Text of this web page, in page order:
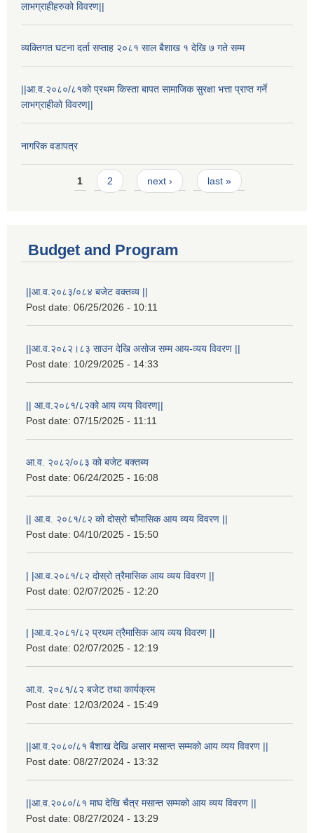
लाभग्राहीहरुको विवरण||
व्यक्तिगत घटना दर्ता सप्ताह २०८१ साल बैशाख १ देखि ७ गते सम्म
||आ.व.२०८०/८१को प्रथम किस्ता बापत सामाजिक सुरक्षा भत्ता प्राप्त गर्ने
लाभग्राहीको विवरण||
नागरिक वडापत्र
Pages1 2 next › last »
Budget and Program
||आ.व.२०८३/०८४ बजेट वक्तव्य ||
Post date: 06/25/2026 - 10:11
||आ.व.२०८२।८३ साउन देखि असोज सम्म आय-व्यय विवरण ||
Post date: 10/29/2025 - 14:33
|| आ.व.२०८१/८२को आय व्यय विवरण||
Post date: 07/15/2025 - 11:11
आ.व. २०८२/०८३ को बजेट बक्तब्य
Post date: 06/24/2025 - 16:08
|| आ.व. २०८१/८२ को दोस्रो चौमासिक आय व्यय विवरण ||
Post date: 04/10/2025 - 15:50
| |आ.व.२०८१/८२ दोस्रो त्रैमासिक आय व्यय विवरण ||
Post date: 02/07/2025 - 12:20
| |आ.व.२०८१/८२ प्रथम त्रैमासिक आय व्यय विवरण ||
Post date: 02/07/2025 - 12:19
आ.व. २०८१/८२ बजेट तथा कार्यक्रम
Post date: 12/03/2024 - 15:49
||आ.व.२०८०/८१ बैशाख देखि असार मसान्त सम्मको आय व्यय विवरण ||
Post date: 08/27/2024 - 13:32
||आ.व.२०८०/८१ माघ देखि चैत्र मसान्त सम्मको आय व्यय विवरण ||
Post date: 08/27/2024 - 13:29